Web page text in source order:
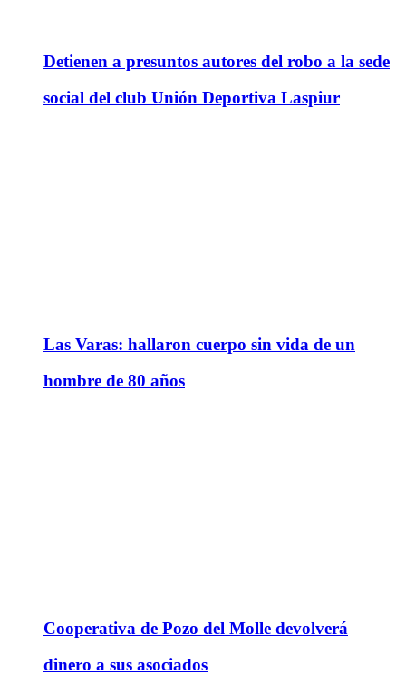
Detienen a presuntos autores del robo a la sede
social del club Unión Deportiva Laspiur
Las Varas: hallaron cuerpo sin vida de un
hombre de 80 años
Cooperativa de Pozo del Molle devolverá
dinero a sus asociados